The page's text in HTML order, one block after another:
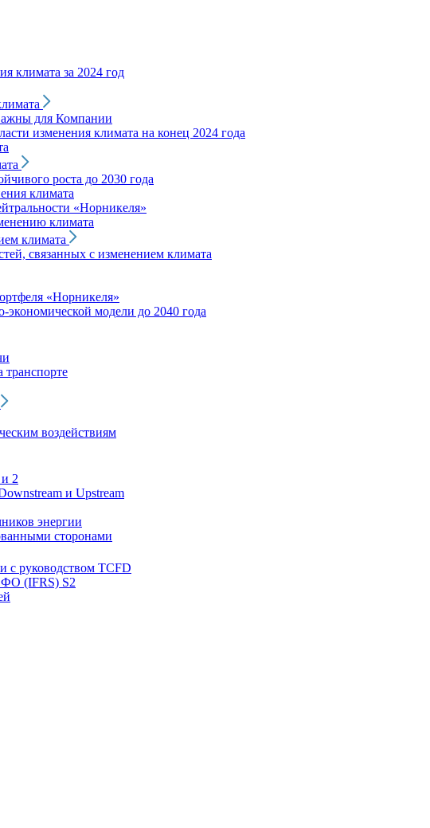
климата за 2024 год
для Компании
изменения климата на конец 2024 года
роста до 2030 года
климата
«Норникеля»
климата
климата
связанных с изменением климата
«Норникеля»
модели до 2040 года
воздействиям
2
и Upstream
энергии
сторонами
с руководством TCFD
(IFRS) S2